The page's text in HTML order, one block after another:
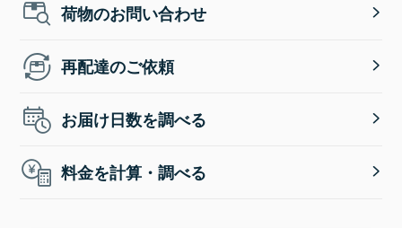
荷物のお問い合わせ
再配達のご依頼
お届け日数を調べる
料金を計算・調べる